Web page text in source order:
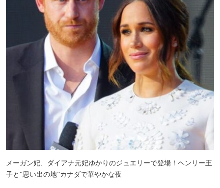
メーガン妃、ダイアナ元妃ゆかりのジュエリーで登場！ヘンリー王
子と“思い出の地”カナダで華やかな夜